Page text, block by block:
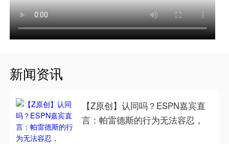
新闻资讯
【Z原创】认同吗？ESPN嘉宾直
言：帕雷德斯的行为无法容忍，